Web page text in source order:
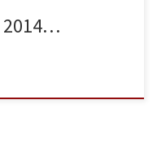
2014…